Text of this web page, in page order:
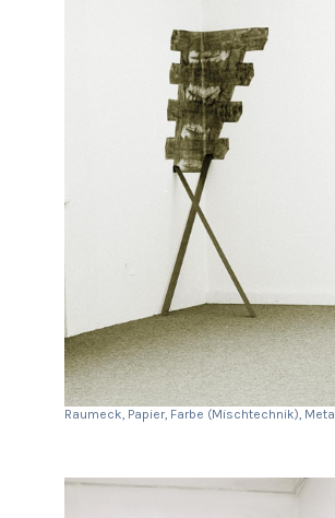
Raumeck, Papier, Farbe (Mischtechnik),